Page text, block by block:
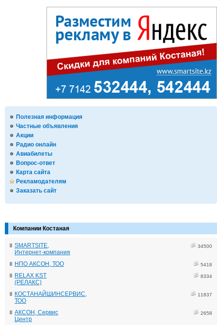
Полезная информация
Частные объявления
Акции
Радио онлайн
Авиабилеты
Вопрос-ответ
Карта сайта
Рекламодателям
Заказать сайт
Компании Костаная
SMARTSITE,
Интернет-компания
34500
НПО АКСОН, ТОО 5418
RELAX KST
(РЕЛАКС)
8334
КОСТАНАЙШИНСЕРВИС,
ТОО
11837
АКСОН, Сервис
Центр
2658